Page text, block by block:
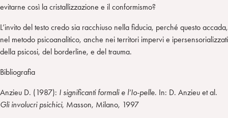
evitarne così la cristallizzazione e il conformismo?
L’invito del testo credo sia racchiuso nella fiducia, perché questo accada,
nel metodo psicoanalitico, anche nei territori impervi e ipersensorializzati
della psicosi, del borderline, e del trauma.
Bibliografia
Anzieu D. (1987): I significanti formali e l’Io-pelle. In: D. Anzieu et al.
Gli involucri psichici, Masson, Milano, 1997